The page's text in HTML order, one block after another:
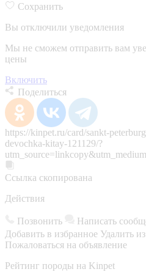
Сохранить
Вы отключили уведомления
Мы не сможем отправить вам
цены
Включить
Поделиться
https://kinpet.ru/card/sankt-
devochka-kitay-121129/?
Ссылка скопирована
Действия
Позвонить Написать
Добавить в избранное Удалить
Пожаловаться на объявление
Рейтинг породы на Kinpet